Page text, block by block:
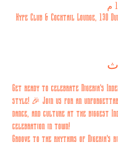
Hype Club & Cocktail Lounge, 130
Get ready to celebrate Nigeria's
style! 🎉 Join us for an
dance, and culture at the biggest
celebration in town!
Groove to the rhythms of Nigeria's